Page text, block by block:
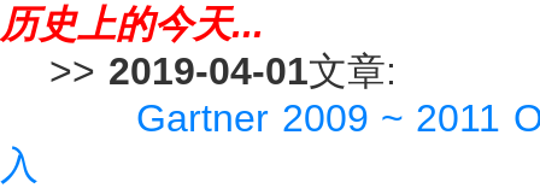
历史上的今天...
>> 2019-04-01文章:
Gartner 2009 ~ 2011
入